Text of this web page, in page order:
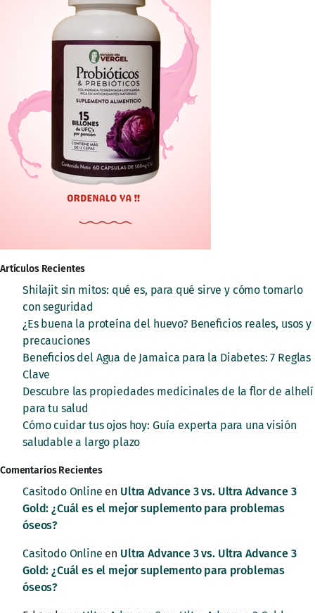
Artículos Recientes
Shilajit sin mitos: qué es, para qué sirve y cómo tomarlo
con seguridad
¿Es buena la proteína del huevo? Beneficios reales, usos y
precauciones
Beneficios del Agua de Jamaica para la Diabetes: 7 Reglas
Clave
Descubre las propiedades medicinales de la flor de alhelí
para tu salud
Cómo cuidar tus ojos hoy: Guía experta para una visión
saludable a largo plazo
Comentarios Recientes
Casitodo Online en Ultra Advance 3 vs. Ultra Advance 3
Gold: ¿Cuál es el mejor suplemento para problemas
óseos?
Casitodo Online en Ultra Advance 3 vs. Ultra Advance 3
Gold: ¿Cuál es el mejor suplemento para problemas
óseos?